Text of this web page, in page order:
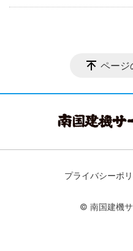
ページ
プライバシーポ
© 南国建機